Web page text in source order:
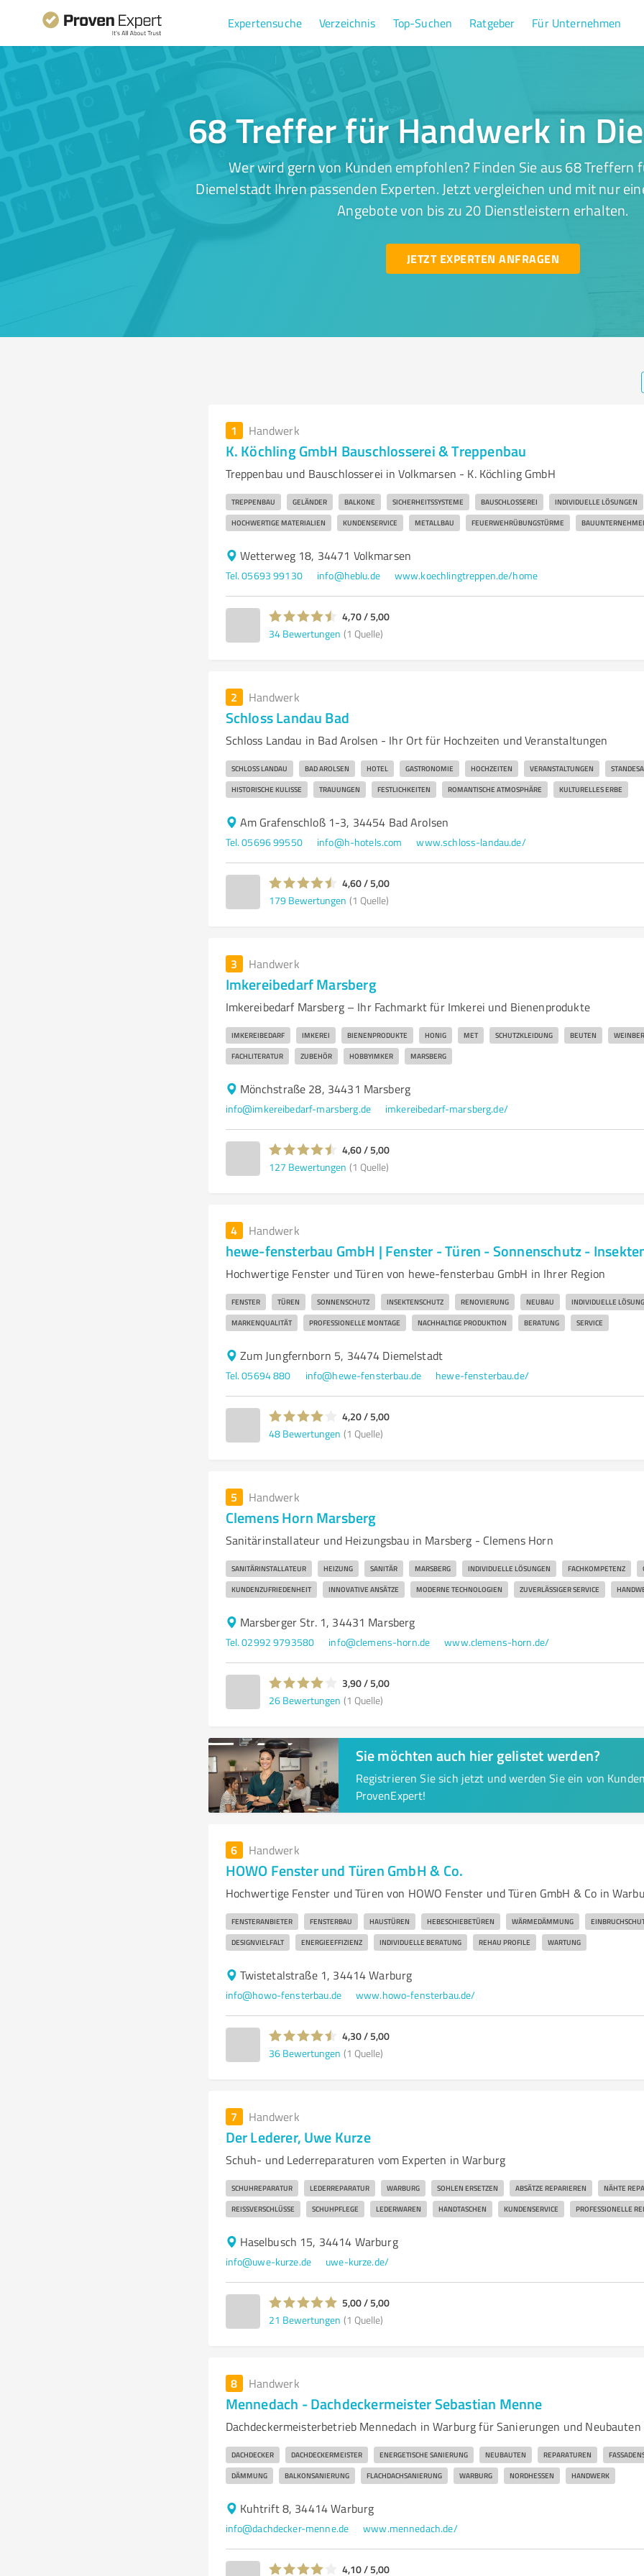
Expertensuche Verzeichnis Top-Suchen Ratgeber Für Unternehmen
68 Treffer für Handwerk in
Wer wird gern von Kunden empfohlen? Finden Sie aus 68 Treffern
Diemelstadt Ihren passenden Experten. Jetzt vergleichen und mit nur
Angebote von bis zu 20 Dienstleistern erhalten.
JETZT EXPERTEN ANFRAGEN
1 Handwerk
K. Köchling GmbH Bauschlosserei & Treppenbau
Treppenbau und Bauschlosserei in Volkmarsen - K. Köchling GmbH
TREPPENBAU GELÄNDER BALKONE SICHERHEITSSYSTEME BAUSCHLOSSEREI INDIVIDUELLE LÖSUNGEN
HOCHWERTIGE MATERIALIEN KUNDENSERVICE METALLBAU FEUERWEHRÜBUNGSTÜRME
Wetterweg 18, 34471 Volkmarsen
Tel. 05693 99130 info@heblu.de www.koechlingtreppen.de/home
4,70 / 5,00
34 Bewertungen (1 Quelle)
2 Handwerk
Schloss Landau Bad
Schloss Landau in Bad Arolsen - Ihr Ort für Hochzeiten und Veranstaltungen
SCHLOSS LANDAU BAD AROLSEN HOTEL GASTRONOMIE HOCHZEITEN VERANSTALTUNGEN
HISTORISCHE KULISSE TRAUUNGEN FESTLICHKEITEN ROMANTISCHE ATMOSPHÄRE KULTURELLES ERBE
Am Grafenschloß 1-3, 34454 Bad Arolsen
Tel. 05696 99550 info@h-hotels.com www.schloss-landau.de/
4,60 / 5,00
179 Bewertungen (1 Quelle)
3 Handwerk
Imkereibedarf Marsberg
Imkereibedarf Marsberg – Ihr Fachmarkt für Imkerei und Bienenprodukte
IMKEREIBEDARF IMKEREI BIENENPRODUKTE HONIG MET SCHUTZKLEIDUNG BEUTEN
FACHLITERATUR ZUBEHÖR HOBBYIMKER MARSBERG
Mönchstraße 28, 34431 Marsberg
info@imkereibedarf-marsberg.de imkereibedarf-marsberg.de/
4,60 / 5,00
127 Bewertungen (1 Quelle)
4 Handwerk
hewe-fensterbau GmbH | Fenster - Türen - Sonnenschutz -
Hochwertige Fenster und Türen von hewe-fensterbau GmbH in Ihrer Region
FENSTER TÜREN SONNENSCHUTZ INSEKTENSCHUTZ RENOVIERUNG NEUBAU INDIVIDUELLE
MARKENQUALITÄT PROFESSIONELLE MONTAGE NACHHALTIGE PRODUKTION BERATUNG SERVICE
Zum Jungfernborn 5, 34474 Diemelstadt
Tel. 05694 880 info@hewe-fensterbau.de hewe-fensterbau.de/
4,20 / 5,00
48 Bewertungen (1 Quelle)
5 Handwerk
Clemens Horn Marsberg
Sanitärinstallateur und Heizungsbau in Marsberg - Clemens Horn
SANITÄRINSTALLATEUR HEIZUNG SANITÄR MARSBERG INDIVIDUELLE LÖSUNGEN FACHKOMPETENZ
KUNDENZUFRIEDENHEIT INNOVATIVE ANSÄTZE MODERNE TECHNOLOGIEN ZUVERLÄSSIGER SERVICE
Marsberger Str. 1, 34431 Marsberg
Tel. 02992 9793580 info@clemens-horn.de www.clemens-horn.de/
3,90 / 5,00
26 Bewertungen (1 Quelle)
Sie möchten auch hier gelistet werden?
Registrieren Sie sich jetzt und werden Sie ein von
ProvenExpert!
6 Handwerk
HOWO Fenster und Türen GmbH & Co.
Hochwertige Fenster und Türen von HOWO Fenster und Türen GmbH & Co in
FENSTERANBIETER FENSTERBAU HAUSTÜREN HEBESCHIEBETÜREN WÄRMEDÄMMUNG
DESIGNVIELFALT ENERGIEEFFIZIENZ INDIVIDUELLE BERATUNG REHAU PROFILE WARTUNG
Twistetalstraße 1, 34414 Warburg
info@howo-fensterbau.de www.howo-fensterbau.de/
4,30 / 5,00
36 Bewertungen (1 Quelle)
7 Handwerk
Der Lederer, Uwe Kurze
Schuh- und Lederreparaturen vom Experten in Warburg
SCHUHREPARATUR LEDERREPARATUR WARBURG SOHLEN ERSETZEN ABSÄTZE REPARIEREN NÄHTE
REISSVERSCHLÜSSE SCHUHPFLEGE LEDERWAREN HANDTASCHEN KUNDENSERVICE PROFESSIONELLE
Haselbusch 15, 34414 Warburg
info@uwe-kurze.de uwe-kurze.de/
5,00 / 5,00
21 Bewertungen (1 Quelle)
8 Handwerk
Mennedach - Dachdeckermeister Sebastian Menne
Dachdeckermeisterbetrieb Mennedach in Warburg für Sanierungen und Neubauten
DACHDECKER DACHDECKERMEISTER ENERGETISCHE SANIERUNG NEUBAUTEN REPARATUREN
DÄMMUNG BALKONSANIERUNG FLACHDACHSANIERUNG WARBURG NORDHESSEN HANDWERK
Kuhtrift 8, 34414 Warburg
info@dachdecker-menne.de www.mennedach.de/
4,10 / 5,00